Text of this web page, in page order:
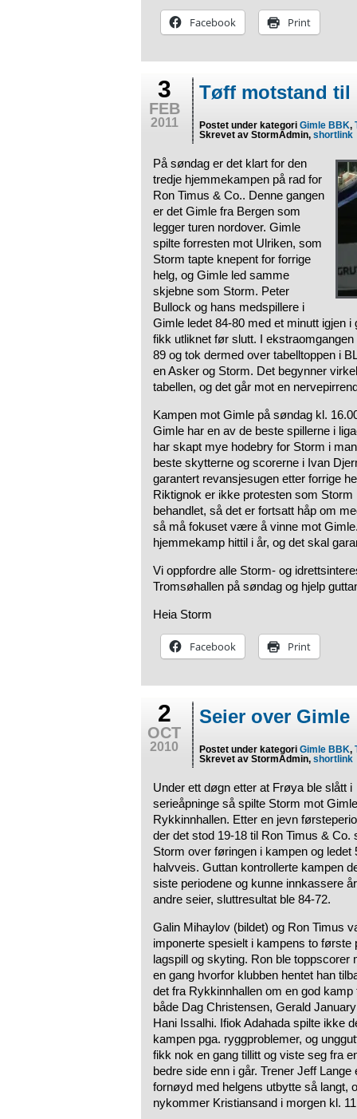
Facebook Print
3
FEB
2011
Tøff motstand til
Postet under kategoriGimle BBK,
Skrevet av StormAdmin,shortlink
På søndag er det klart for den
tredje hjemmekampen på rad for
Ron Timus & Co.. Denne gangen
er det Gimle fra Bergen som
legger turen nordover. Gimle
spilte forresten mot Ulriken, som
Storm tapte knepent for forrige
helg, og Gimle led samme
skjebne som Storm. Peter
Bullock og hans medspillere i
Gimle ledet 84-80 med et minutt igjen
fikk utliknet før slutt. I
89 og tok dermed over tabelltoppen i
en Asker og Storm. Det begynner
tabellen, og det går mot en
Kampen mot Gimle på søndag kl.
Gimle har en av de beste spillerne i
har skapt mye hodebry for Storm i
beste skytterne og scorerne i Ivan
garantert revansjesugen etter forrige
Riktignok er ikke protesten som Storm
behandlet, så det er fortsatt håp om
så må fokuset være å vinne mot
hjemmekamp hittil i år, og det skal
Vi oppfordre alle Storm- og
Tromsøhallen på søndag og hjelp
Heia Storm
Facebook Print
2
OCT
2010
Seier over Gimle
Postet under kategoriGimle BBK,
Skrevet av StormAdmin,shortlink
Under ett døgn etter at Frøya ble slått i
serieåpninge så spilte Storm mot
Rykkinnhallen. Etter en jevn
der det stod 19-18 til Ron Timus & Co.
Storm over føringen i kampen og ledet
halvveis. Guttan kontrollerte kampen
siste periodene og kunne innkassere
andre seier, sluttresultat ble 84-72.
Galin Mihaylov (bildet) og Ron Timus
imponerte spesielt i kampens to første
lagspill og skyting. Ron ble toppscorer
en gang hvorfor klubben hentet han
det fra Rykkinnhallen om en god kamp
både Dag Christensen, Gerald
Hani Issalhi. Ifiok Adahada spilte ikke
kampen pga. ryggproblemer, og
fikk nok en gang tillitt og viste seg fra
bedre side enn i går. Trener Jeff Lange
fornøyd med helgens utbytte så langt,
nykommer Kristiansand i morgen kl.